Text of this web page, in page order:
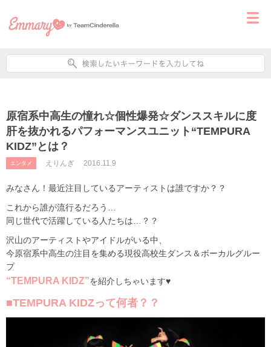
原宿系中高生の憧れ☆個性爆発☆ダンススキルに度
肝を抜かれるパフォーマンスユニット“TEMPURA
KIDZ”とは？
エンタメ えりんぎ 2016.11.9
みなさん！最近注目しているアーティストは誰ですか？？
これから誰が流行るだろう…
同じ世代で活躍している人たちは…？？
沢山のアーティストやアイドルがいる中、
今原宿系中高生の注目を集める現役高校生ダンス＆ボーカルグルー
プ
“TEMPURA KIDZ”を紹介しちゃいます♥
■TEMPURA KIDZって何者？？